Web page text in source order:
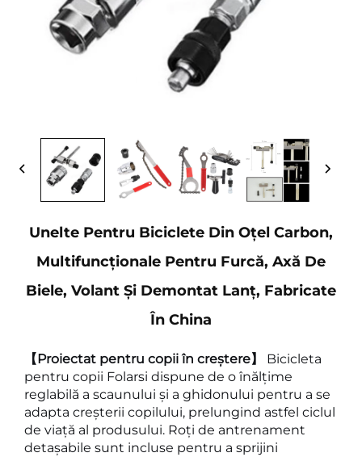
Unelte Pentru Biciclete Din Oțel Carbon,
Multifuncționale Pentru Furcă, Axă De
Biele, Volant Și Demontat Lanț, Fabricate
În China
【Proiectat pentru copii în creștere】 Bicicleta
pentru copii Folarsi dispune de o înălțime
reglabilă a scaunului și a ghidonului pentru a se
adapta creșterii copilului, prelungind astfel ciclul
de viață al produsului. Roți de antrenament
detașabile sunt incluse pentru a sprijini